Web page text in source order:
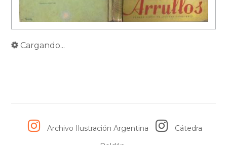
Cargando...
Archivo Ilustración Argentina
Cátedra